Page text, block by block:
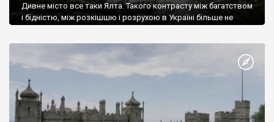
Дивне місто все таки Ялта. Такого контрасту між багатством
і бідністю, між розкішшю і розрухою в Україні більше не